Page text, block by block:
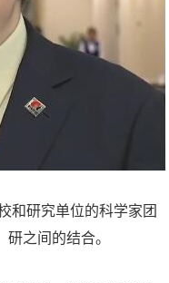
和研究单位的科学家团
之间的结合。